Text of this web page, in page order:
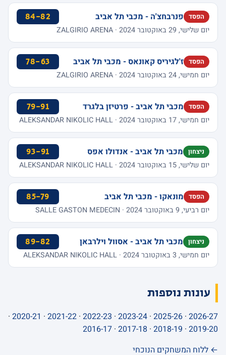
הפסד פנרבחצ'ה - מכבי תל אביב 84-82
יום שלישי, 29 באוקטובר 2024 · ZALGIRIO ARENA
הפסד ז'לגיריס קאונאס - מכבי תל אביב 78-63
יום חמישי, 24 באוקטובר 2024 · ZALGIRIO ARENA
הפסד מכבי תל אביב - פרטיזן בלגרד 79-91
יום חמישי, 17 באוקטובר 2024 · ALEKSANDAR NIKOLIC HALL
ניצחון מכבי תל אביב - אנדולו אפס 93-91
יום שלישי, 15 באוקטובר 2024 · ALEKSANDAR NIKOLIC HALL
הפסד מונאקו - מכבי תל אביב 85-79
יום רביעי, 9 באוקטובר 2024 · SALLE GASTON MEDECIN
ניצחון מכבי תל אביב - אסוול וילרבאן 89-82
יום חמישי, 3 באוקטובר 2024 · ALEKSANDAR NIKOLIC HALL
עונות נוספות
2026-27
·
2025-26
·
2023-24
·
2022-23
·
2021-22
·
2020-21
·
2019-20
·
2018-19
·
2017-18
·
2016-17
← ללוח המשחקים הנוכחי